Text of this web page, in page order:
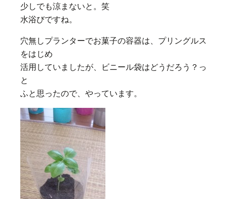
少しでも涼まないと。笑
水浴びですね。
穴無しプランターでお菓子の容器は、プリングルス
をはじめ
活用していましたが、ビニール袋はどうだろう？っ
と
ふと思ったので、やっています。